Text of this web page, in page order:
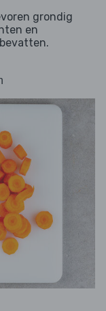
grondig
en